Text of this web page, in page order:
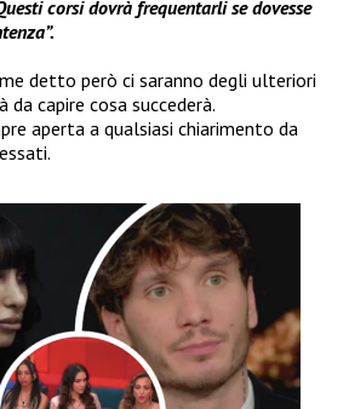
corsi dovrà frequentarli se dovesse
detto però ci saranno degli ulteriori
da capire cosa succederà.
aperta a qualsiasi chiarimento da